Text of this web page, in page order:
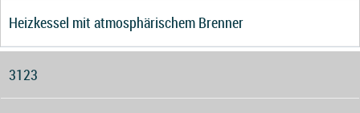
Heizkessel mit atmosphärischem Brenner
3123